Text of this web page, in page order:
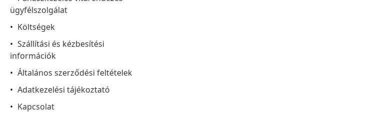
ügyfélszolgálat
Költségek
Szállítási és kézbesítési
információk
Általános szerződési feltételek
Adatkezelési tájékoztató
Kapcsolat